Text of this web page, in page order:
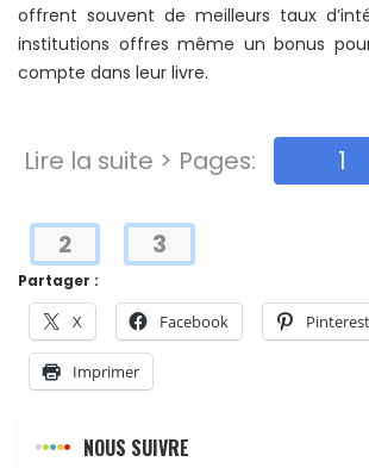
offrent souvent de meilleurs taux
institutions offres même un bonus pour
compte dans leur livre.
Partager :
X Facebook Pinterest
Imprimer
Lire la suite > Pages: 1
2 3
NOUS SUIVRE